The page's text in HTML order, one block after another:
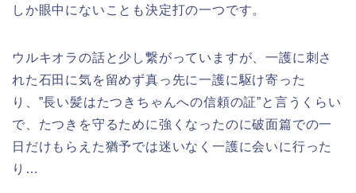
しか眼中にないことも決定打の一つです。
ウルキオラの話と少し繋がっていますが、一護に刺さ
れた石田に気を留めず真っ先に一護に駆け寄った
り、”長い髪はたつきちゃんへの信頼の証”と言うくらい
で、たつきを守るために強くなったのに破面篇での一
日だけもらえた猶予では迷いなく一護に会いに行った
り…